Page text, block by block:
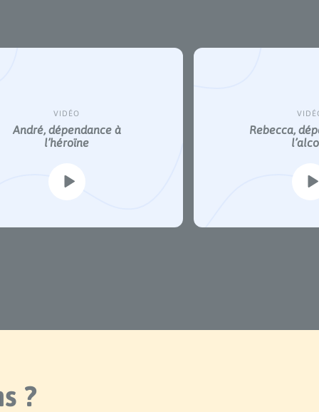
VIDÉO
Rebecca, dépendance à
l’alcool
Rebecca,
?